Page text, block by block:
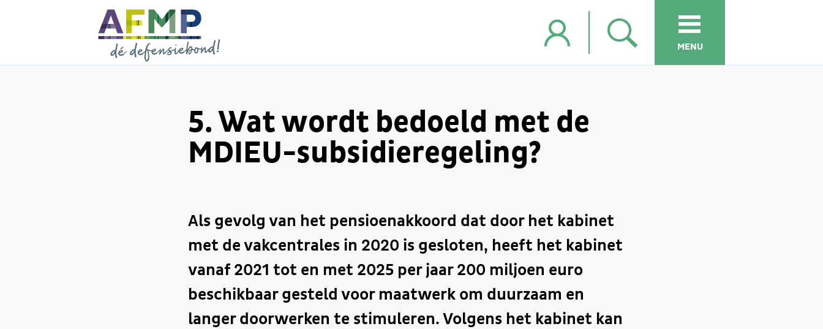
MENU
5. Wat wordt bedoeld met de
MDIEU-subsidieregeling?
Als gevolg van het pensioenakkoord dat door het kabinet
met de vakcentrales in 2020 is gesloten, heeft het kabinet
vanaf 2021 tot en met 2025 per jaar 200 miljoen euro
beschikbaar gesteld voor maatwerk om duurzaam en
langer doorwerken te stimuleren. Volgens het kabinet kan